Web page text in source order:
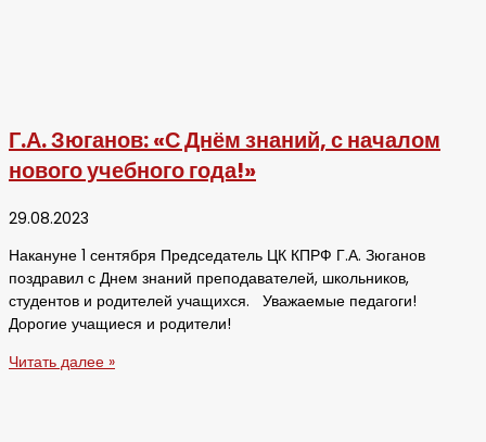
Г.А. Зюганов: «С Днём знаний, с началом
нового учебного года!»
29.08.2023
Накануне 1 сентября Председатель ЦК КПРФ Г.А. Зюганов
поздравил с Днем знаний преподавателей, школьников,
студентов и родителей учащихся. Уважаемые педагоги!
Дорогие учащиеся и родители!
Читать далее »